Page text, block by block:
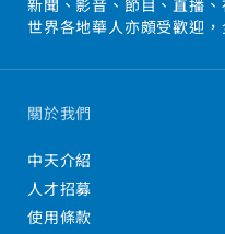
新聞、影音、節目、直播
世界各地華人亦頗受歡迎
關於我們
中天介紹
人才招募
使用條款